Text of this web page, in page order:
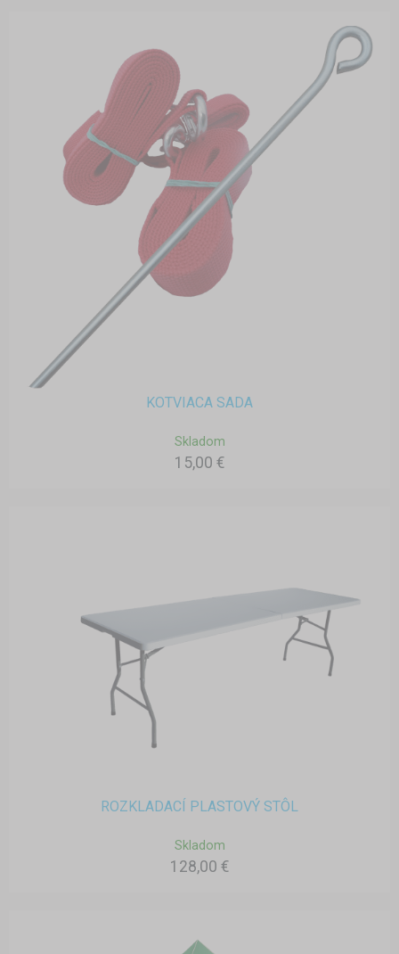
KOTVIACA SADA
Skladom
15,00 €
ROZKLADACÍ PLASTOVÝ STÔL
Skladom
128,00 €